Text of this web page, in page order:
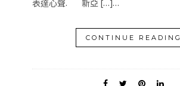
表達心聲. 新亞 […]…
CONTINUE READING